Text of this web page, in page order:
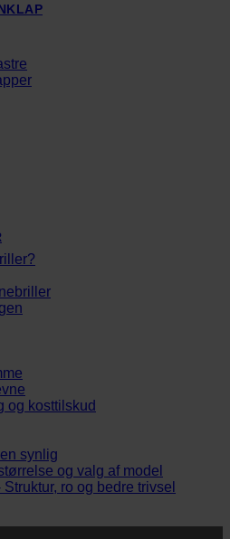
og kosttilskud
synlig
og valg af model
ro og bedre trivsel